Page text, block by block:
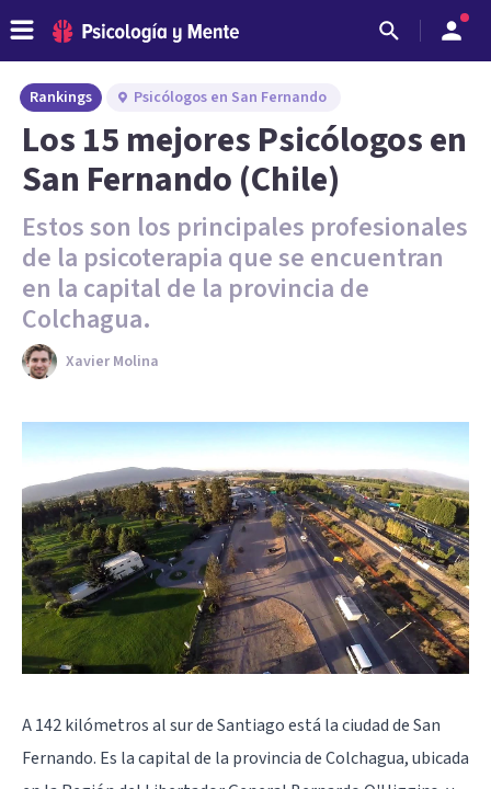
Rankings Psicólogos en San Fernando
Los 15 mejores Psicólogos en
San Fernando (Chile)
Estos son los principales profesionales
de la psicoterapia que se encuentran
en la capital de la provincia de
Colchagua.
Xavier Molina
A 142 kilómetros al sur de Santiago está la ciudad de San
Fernando. Es la capital de la provincia de Colchagua, ubicada